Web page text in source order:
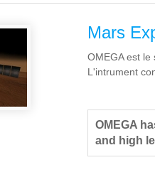
Mars
OMEGA est le
L'intrument
OMEGA
and high